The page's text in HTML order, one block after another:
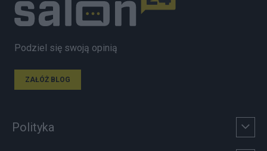
Podziel się swoją opinią
ZAŁÓŻ BLOG
Polityka